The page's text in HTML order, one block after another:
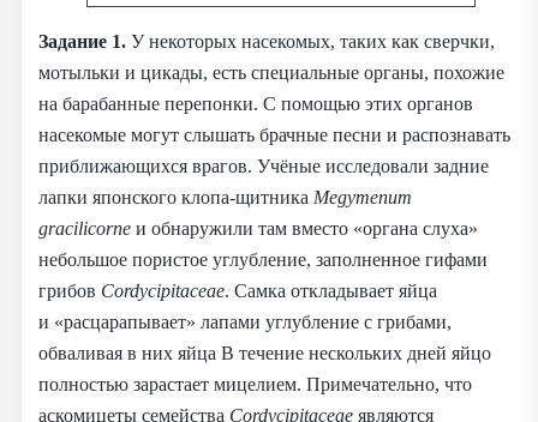
Задание 1. У некоторых насекомых, таких как сверчки,
мотыльки и цикады, есть специальные органы, похожие
на барабанные перепонки. С помощью этих органов
насекомые могут слышать брачные песни и распознавать
приближающихся врагов. Учёные исследовали задние
лапки японского клопа‑щитника Megymenum
gracilicorne и обнаружили там вместо «органа слуха»
небольшое пористое углубление, заполненное гифами
грибов Cordycipitaceae. Самка откладывает яйца
и «расцарапывает» лапами углубление с грибами,
обваливая в них яйца В течение нескольких дней яйцо
полностью зарастает мицелием. Примечательно, что
аскомицеты семейства Cordycipitaceae являются